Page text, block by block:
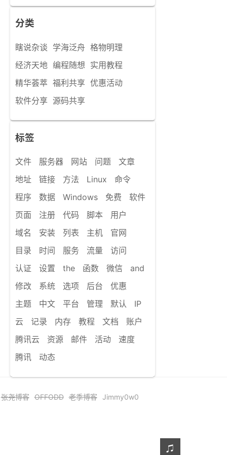
分类
瞎说杂谈 学海泛舟 格物明理
经济天地 编程随想 实用教程
精华荟萃 福利共享 优惠活动
软件分享 源码共享
标签
文件 服务器 网站 问题
文章
地址
链接 方法 Linux
命令
程序
数据 Windows 免费
软件
页面
注册 代码 脚本
用户
域名
安装 列表 主机
官网
目录
时间 服务 流量
访问
认证
设置 the 函数 微信
and
修改
系统 选项 后台
优惠
主题
中文 平台 管理 默认
IP
云
记录 内存 教程 文档
账户
腾讯云
资源 邮件 活动
速度
腾讯
动态
张尧博客 OFFODD 老季博客 Jimmy0w0